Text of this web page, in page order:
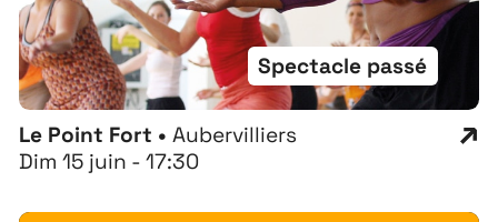
Le Point Fort •Aubervilliers
Dim 15 juin - 17:30
Spectacle passé